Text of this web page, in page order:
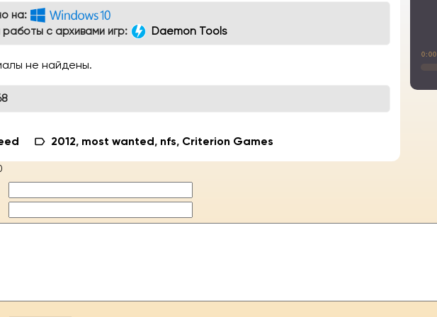
на:
с архивами игр:
Daemon Tools
не найдены.
2012, most wanted, nfs, Criterion Games
0:00